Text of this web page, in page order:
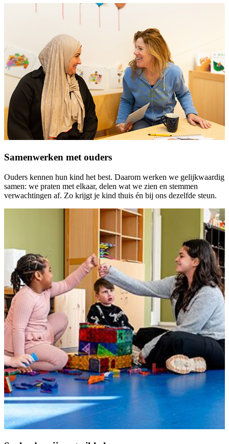
Samenwerken met ouders
Ouders kennen hun kind het best. Daarom werken we gelijkwaardig
samen: we praten met elkaar, delen wat we zien en stemmen
verwachtingen af. Zo krijgt je kind thuis én bij ons dezelfde steun.